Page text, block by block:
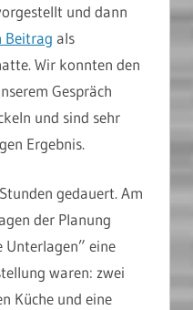
und dann
Beitrag als
Wir konnten den
Gespräch
und sind sehr
Ergebnis.
gedauert. Am
der Planung
Unterlagen” eine
waren: zwei
Küche und eine